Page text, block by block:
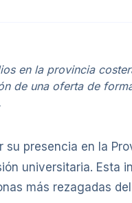
en la provincia
de una oferta de
presencia en la
universitaria. Esta
más rezagadas